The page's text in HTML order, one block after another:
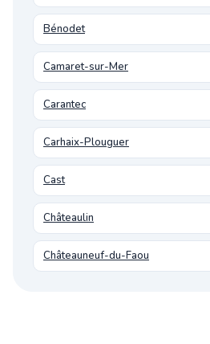
Bénodet
Camaret-sur-Mer
Carantec
Carhaix-Plouguer
Cast
Châteaulin
Châteauneuf-du-Faou